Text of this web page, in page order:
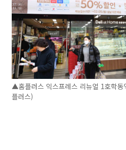
▲홈플러스 익스프레스 리뉴얼 1호학동
플러스)